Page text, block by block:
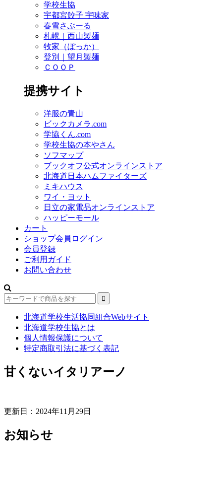
学校生協
宇都宮餃子 宇味家
春雪さぶーる
札幌｜西山製麺
牧家（ぼっか）
登別｜望月製麺
ＣＯＯＰ
提携サイト
洋服の青山
ビックカメラ.com
学協くん.com
学校生協の本やさん
ソフマップ
ブックオフ公式オンラインストア
北海道日本ハムファイターズ
ミキハウス
ワイ・ヨット
日立の家電品オンラインストア
ハッピーモール
カート
ショップ会員ログイン
会員登録
ご利用ガイド
お問い合わせ
北海道学校生活協同組合Webサイト
北海道学校生協とは
個人情報保護について
特定商取引法に基づく表記
甘くないイタリアーノ
更新日：2024年11月29日
お知らせ